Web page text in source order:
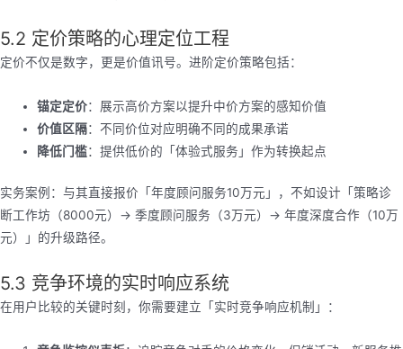
5.2 定价策略的心理定位工程
定价不仅是数字，更是价值讯号。进阶定价策略包括：
锚定定价：展示高价方案以提升中价方案的感知价值
价值区隔：不同价位对应明确不同的成果承诺
降低门槛：提供低价的「体验式服务」作为转换起点
实务案例：与其直接报价「年度顾问服务10万元」，不如设计「策略诊
断工作坊（8000元）→ 季度顾问服务（3万元）→ 年度深度合作（10万
元）」的升级路径。
5.3 竞争环境的实时响应系统
在用户比较的关键时刻，你需要建立「实时竞争响应机制」：